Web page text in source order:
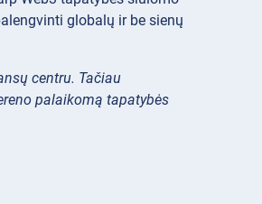
globalų ir be sienų
centru. Tačiau
palaikomą tapatybės